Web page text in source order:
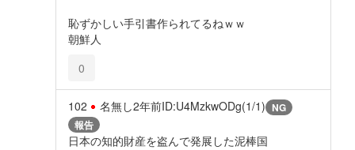
恥ずかしい手引書作られてるねｗｗ
朝鮮人
0
102 名無し2年前ID:U4MzkwODg(1/1) NG
報告
日本の知的財産を盗んで発展した泥棒国